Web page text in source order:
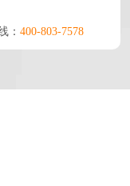
： 400-803-7578